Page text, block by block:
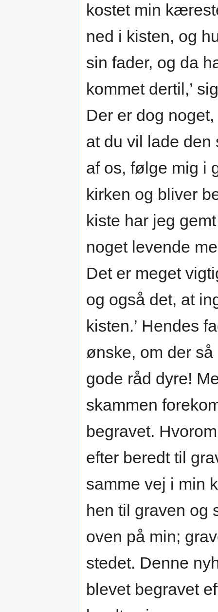
kostet min
ned i kisten, og
sin fader, og da
kommet dertil,’
Der er dog
at du vil lade den
af os, følge mig i
kirken og bliver
kiste har jeg
noget levende
Det er meget
og også det, at
kisten.’ Hendes
ønske, om der
gode råd dyre!
skammen
begravet.
efter beredt til
samme vej i min
hen til graven og
oven på min;
stedet. Denne
blevet begravet